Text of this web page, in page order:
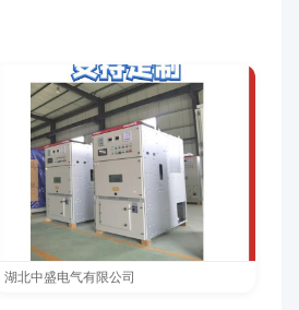
湖北中盛电气有限公司